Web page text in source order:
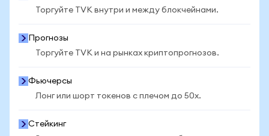
Торгуйте TVK внутри и между блокчейнами.
Прогнозы
Торгуйте TVK и на рынках криптопрогнозов.
Фьючерсы
Лонг или шорт токенов с плечом до 50x.
Стейкинг